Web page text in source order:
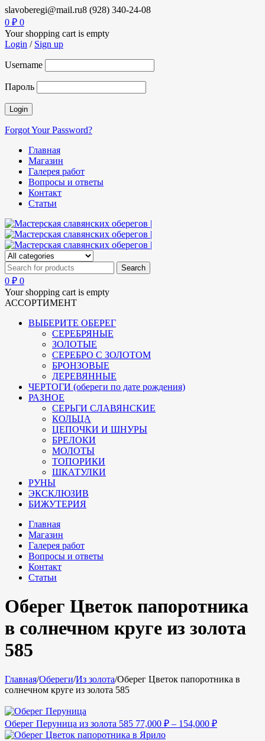
slavoberegi@mail.ru8 (928) 340-24-08
0 ₽ 0
Your shopping cart is empty
Login / Sign up
Username
Пароль
Forgot Your Password?
Главная
Магазин
Галерея работ
Вопросы и ответы
Контакт
Статьи
0 ₽ 0
Your shopping cart is empty
АССОРТИМЕНТ
ВЫБЕРИТЕ ОБЕРЕГ
СЕРЕБРЯНЫЕ
ЗОЛОТЫЕ
СЕРЕБРО С ЗОЛОТОМ
БРОНЗОВЫЕ
ДЕРЕВЯННЫЕ
ЧЕРТОГИ (обереги по дате рождения)
РАЗНОЕ
СЕРЬГИ СЛАВЯНСКИЕ
КОЛЬЦА
ЦЕПОЧКИ И ШНУРЫ
БРЕЛОКИ
МОЛОТЫ
ТОПОРИКИ
ШКАТУЛКИ
РУНЫ
ЭКСКЛЮЗИВ
БИЖУТЕРИЯ
Главная
Магазин
Галерея работ
Вопросы и ответы
Контакт
Статьи
Оберег Цветок папоротника
в солнечном круге из золота
585
Главная/Обереги/Из золота/Оберег Цветок папоротника в
солнечном круге из золота 585
Оберег Перуница из золота 585 77,000 ₽ – 154,000 ₽